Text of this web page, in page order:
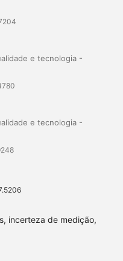
e tecnologia -
e tecnologia -
incerteza de medição,